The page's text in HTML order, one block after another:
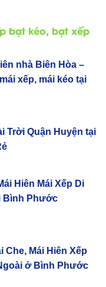
bạt kéo, bạt xếp
nhà Biên Hòa –
xếp, mái kéo tại
Trời Quận Huyện tại
Hiên Mái Xếp Di
Bình Phước
Che, Mái Hiên Xếp
ở Bình Phước